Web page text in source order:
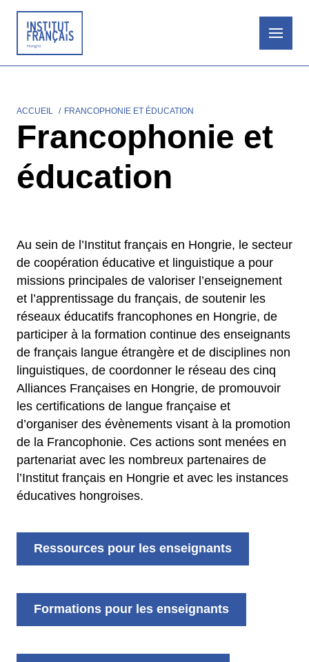
contenu
principal
Fil
d'Ariane
ACCUEIL FRANCOPHONIE ET ÉDUCATION
Francophonie et
éducation
Au sein de l’Institut français en Hongrie, le secteur
de coopération éducative et linguistique a pour
missions principales de valoriser l’enseignement
et l’apprentissage du français, de soutenir les
réseaux éducatifs francophones en Hongrie, de
participer à la formation continue des enseignants
de français langue étrangère et de disciplines non
linguistiques, de coordonner le réseau des cinq
Alliances Françaises en Hongrie, de promouvoir
les certifications de langue française et
d’organiser des évènements visant à la promotion
de la Francophonie. Ces actions sont menées en
partenariat avec les nombreux partenaires de
l’Institut français en Hongrie et avec les instances
éducatives hongroises.
Ressources pour les enseignants
Formations pour les enseignants